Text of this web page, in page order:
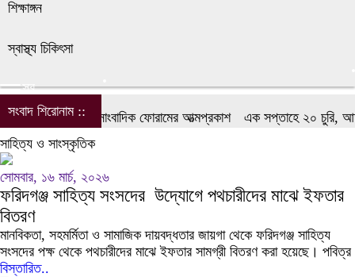
শিক্ষাঙ্গন
স্বাস্থ্য চিকিৎসা
সব
সংবাদ শিরোনাম ::
টেলিভিশন সাংবাদিক ফোরামের আত্মপ্রকাশ
এক সপ্তাহে ২০ চুরি,
সাহিত্য ও সাংস্কৃতিক
সোমবার, ১৬ মার্চ, ২০২৬
ফরিদগঞ্জ সাহিত্য সংসদের উদ্যোগে পথচারীদের মাঝে ইফতার
বিতরণ
মানবিকতা, সহমর্মিতা ও সামাজিক দায়বদ্ধতার জায়গা থেকে ফরিদগঞ্জ সাহিত্য
সংসদের পক্ষ থেকে পথচারীদের মাঝে ইফতার সামগ্রী বিতরণ করা হয়েছে। পবিত্র
বিস্তারিত..